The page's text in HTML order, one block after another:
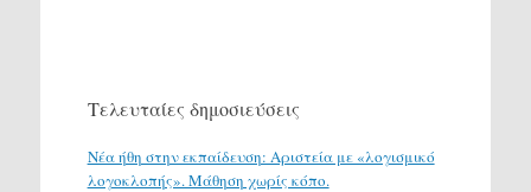
Τελευταίες δημοσιεύσεις
Νέα ήθη στην εκπαίδευση: Αριστεία με «λογισμικό
λογοκλοπής». Μάθηση χωρίς κόπο.